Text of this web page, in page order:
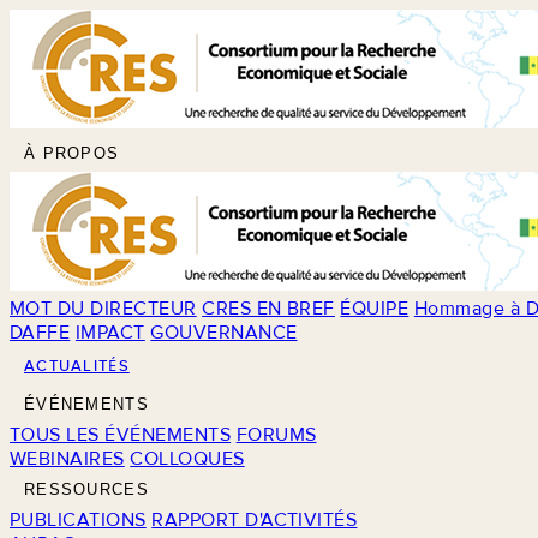
À PROPOS
MOT DU DIRECTEUR CRES EN BREF ÉQUIPE Hommage à
DAFFE IMPACT GOUVERNANCE
ACTUALITÉS
ÉVÉNEMENTS
TOUS LES ÉVÉNEMENTS FORUMS
WEBINAIRES COLLOQUES
RESSOURCES
PUBLICATIONS RAPPORT D'ACTIVITÉS